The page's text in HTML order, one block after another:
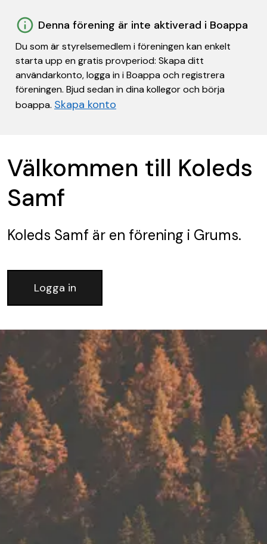
Denna förening är inte aktiverad i Boappa
Du som är styrelsemedlem i föreningen kan enkelt
starta upp en gratis provperiod: Skapa ditt
användarkonto, logga in i Boappa och registrera
föreningen. Bjud sedan in dina kollegor och börja
boappa. Skapa konto
Välkommen till Koleds
Samf
Koleds Samf är en förening i Grums.
Logga in